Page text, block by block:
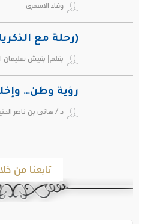
وفاء الاسمري
(رحلة مع
بقلم| بقيش سليمان
رؤية وطن…
د / هاني بن ناصر
تابعنا من